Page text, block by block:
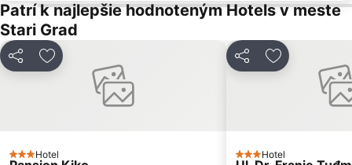
Patrí k najlepšie hodnoteným Hotels v meste
Stari Grad
ZdieľaťPridať do obľúbených
3 Počet hviezdičiek
Hotel
ZdieľaťPridať do
3 Počet hviezdičiek
Hotel